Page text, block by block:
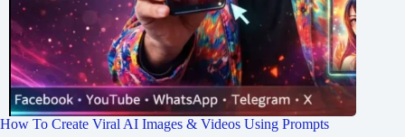
How To Create Viral AI Images & Videos Using Prompts